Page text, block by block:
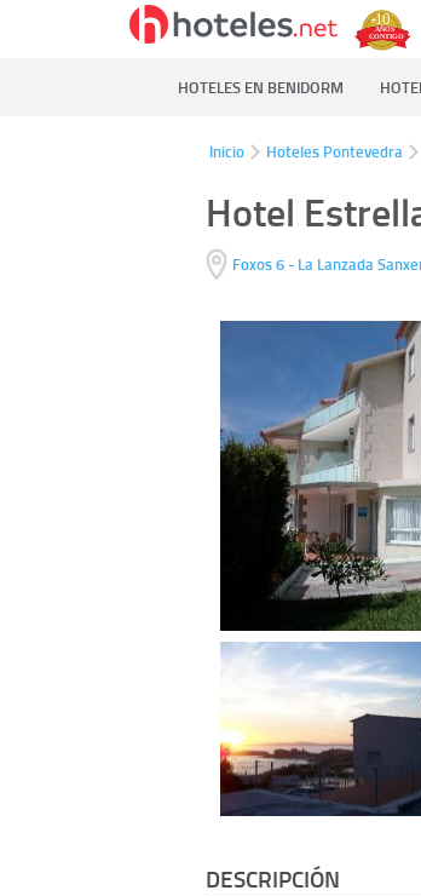
HOTELES EN BENIDORM
Inicio Hoteles Pontevedra
Hotel
Foxos 6 - La Lanzada
DESCRIPCIÓN